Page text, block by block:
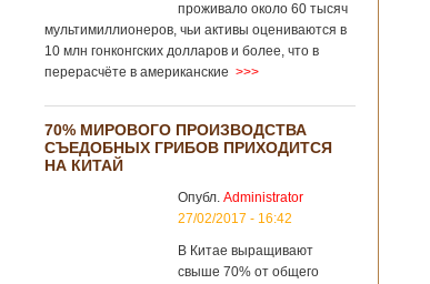
проживало около 60 тысяч
мультимиллионеров, чьи активы оцениваются в
10 млн гонконгских долларов и более, что в
перерасчёте в американские >>>
70% МИРОВОГО ПРОИЗВОДСТВА
СЪЕДОБНЫХ ГРИБОВ ПРИХОДИТСЯ
НА КИТАЙ
Опубл. Administrator
27/02/2017 - 16:42
В Китае выращивают
свыше 70% от общего